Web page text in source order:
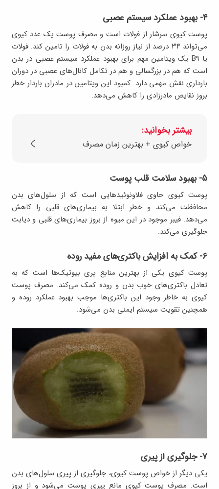
۴- بهبود عملکرد سیستم عصبی
پوست کیوی سرشار از فولات است و مصرف پوست یک عدد کیوی
می‌تواند ۳۴ درصد از نیاز روزانه بدن به فولات را تامین کند. فولات
یا B9 یک ویتامین مهم برای بهبود عملکرد سیستم عصبی در بدن
است که هم در بزرگسالی و هم در تکامل کانال‌های عصبی در دوران
بارداری نقش مهمی دارد. کمبود این ویتامین در مادران باردار خطر
بروز نقایص مادرزادی را کاهش می‌دهد.
بیشتر بخوانید:
خواص کیوی + بهترین زمان مصرف
۵- بهبود سلامت قلب پوست
پوست کیوی حاوی فلاونوئیدهایی است که از سلول‌های بدن
محافظت می‌کند و خطر ابتلا به بیماری‌های قلبی را کاهش
می‌دهد. فیبر موجود در این میوه از بروز بیماری‌های قلبی و دیابت
جلوگیری می‌کند.
۶- کمک به افزایش باکتری‌های مفید روده
پوست کیوی یکی از بهترین منابع پری بیوتیک‌ها است که به
تعادل باکتری‌های خوب بدن و روده کمک می‌کند. مصرف پوست
کیوی به خاطر وجود این باکتری‌ها موجب بهبود عملکرد روده و
همچنین تقویت سیستم ایمنی بدن می‌شود.
۷- جلوگیری از پیری
یکی دیگر از خواص پوست کیوی، جلوگیری از پیری سلول‌های بدن
است. مصرف پوست کیوی مانع پیری پوست می‌شود و از بروز